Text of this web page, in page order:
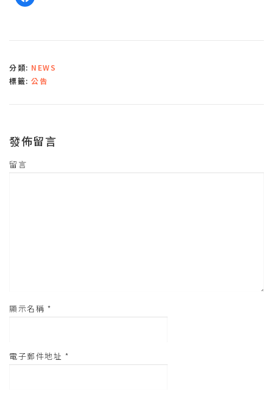
e
o
中
開
分類: NEWS
標籤: 公告
發佈留言
留言
顯示名稱 *
電子郵件地址 *